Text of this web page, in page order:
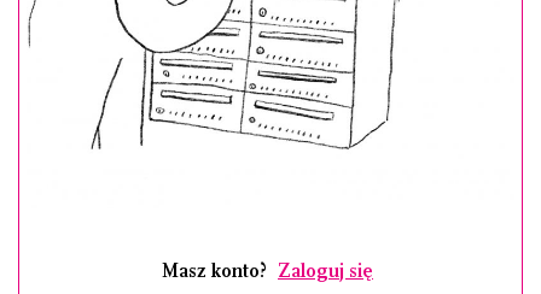
Masz konto? Zaloguj się